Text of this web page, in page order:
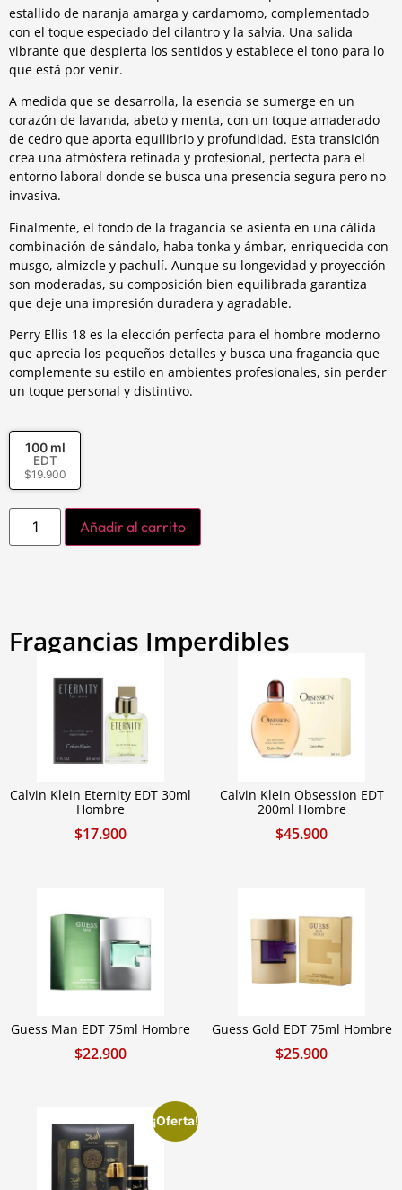
estallido de naranja amarga y cardamomo, complementado
con el toque especiado del cilantro y la salvia. Una salida
vibrante que despierta los sentidos y establece el tono para lo
que está por venir.
A medida que se desarrolla, la esencia se sumerge en un
corazón de lavanda, abeto y menta, con un toque amaderado
de cedro que aporta equilibrio y profundidad. Esta transición
crea una atmósfera refinada y profesional, perfecta para el
entorno laboral donde se busca una presencia segura pero no
invasiva.
Finalmente, el fondo de la fragancia se asienta en una cálida
combinación de sándalo, haba tonka y ámbar, enriquecida con
musgo, almizcle y pachulí. Aunque su longevidad y proyección
son moderadas, su composición bien equilibrada garantiza
que deje una impresión duradera y agradable.
Perry Ellis 18 es la elección perfecta para el hombre moderno
que aprecia los pequeños detalles y busca una fragancia que
complemente su estilo en ambientes profesionales, sin perder
un toque personal y distintivo.
100 ml
EDT
$19.900
Añadir al carrito
Fragancias Imperdibles
Calvin Klein Eternity EDT 30ml
Hombre
$17.900
Calvin Klein Obsession EDT
200ml Hombre
$45.900
Guess Man EDT 75ml Hombre
$22.900
Guess Gold EDT 75ml Hombre
$25.900
¡Oferta!